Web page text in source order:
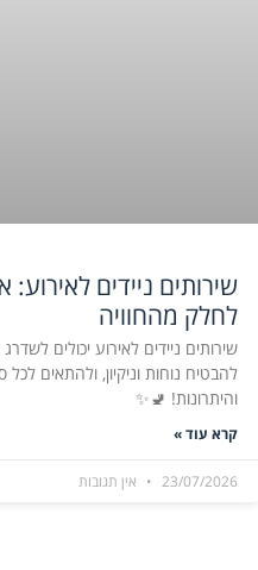
שירותים ניידים
לחלק מהחוויה
שירותים ניידים לאירוע יכולים
להבטיח נוחות וניקיון, ולהתאים לכל
והיתרונות! 🚽✨
קרא עוד »
23/07/2026 אין תגובות